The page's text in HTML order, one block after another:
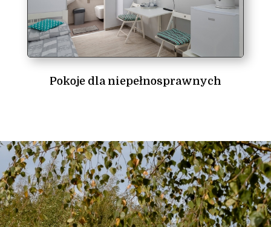
Pokoje dla niepełnosprawnych